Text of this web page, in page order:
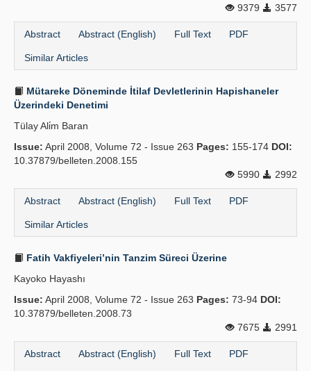
9379
3577
Abstract Abstract (English) Full Text PDF
Similar Articles
Mütareke Döneminde İtilaf Devletlerinin Hapishaneler
Üzerindeki Denetimi
Tülay Ali̇m Baran
Issue: April 2008, Volume 72 - Issue 263 Pages: 155-174 DOI:
10.37879/belleten.2008.155
5990
2992
Abstract Abstract (English) Full Text PDF
Similar Articles
Fatih Vakfiyeleri’nin Tanzim Süreci Üzerine
Kayoko Hayashı
Issue: April 2008, Volume 72 - Issue 263 Pages: 73-94 DOI:
10.37879/belleten.2008.73
7675
2991
Abstract Abstract (English) Full Text PDF